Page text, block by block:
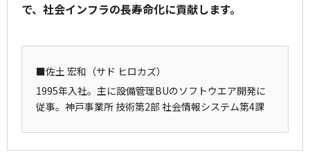
で、社会インフラの長寿命化に貢献します。
■佐土 宏和（サド ヒロカズ）
1995年入社。主に設備管理BUのソフトウエア開発に
従事。神戸事業所 技術第2部 社会情報システム第4課